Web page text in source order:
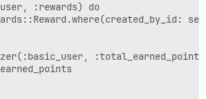
:rewards) do